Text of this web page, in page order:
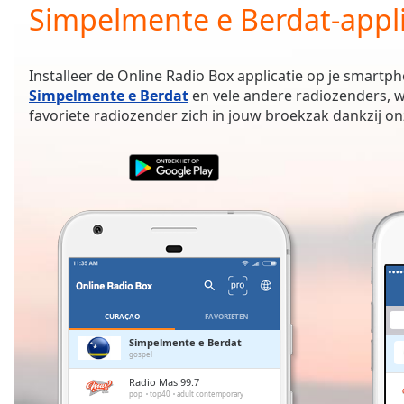
Current
Time0:00
Duration-:-
Loaded:
0.00%
Remaining
Simpelmente e Berdat-
Installeer de Online Radio Box applicatie op je
Simpelmente e Berdat en vele andere radiozenders,
favoriete radiozender zich in jouw broekzak dankzij
CURAÇAO FAVORIETEN
Simpelmente e Berdat
gospel
Radio Mas 99.7
pop top40 adult contemporary